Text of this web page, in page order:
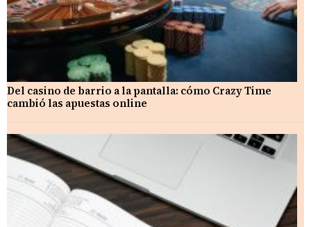
Del casino de barrio a la pantalla: cómo Crazy Time
cambió las apuestas online